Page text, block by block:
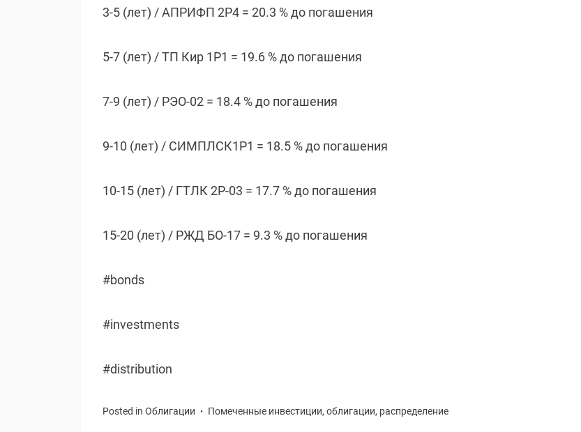
3-5 (лет) / АПРИФП 2Р4 = 20.3 % до погашения
5-7 (лет) / ТП Кир 1P1 = 19.6 % до погашения
7-9 (лет) / РЭО-02 = 18.4 % до погашения
9-10 (лет) / СИМПЛСК1Р1 = 18.5 % до погашения
10-15 (лет) / ГТЛК 2P-03 = 17.7 % до погашения
15-20 (лет) / РЖД БО-17 = 9.3 % до погашения
#bonds
#investments
#distribution
Posted in Облигации Помеченные инвестиции, облигации, распределение